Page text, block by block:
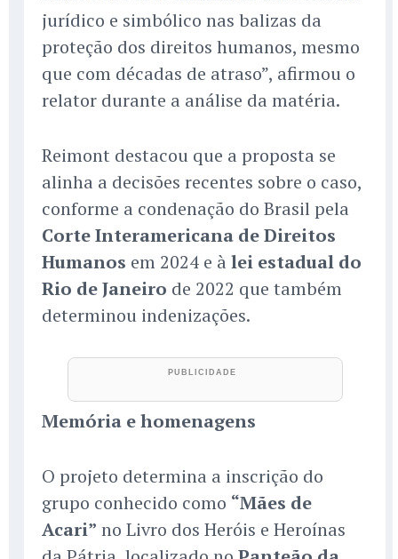
jurídico e simbólico nas balizas da
proteção dos direitos humanos, mesmo
que com décadas de atraso”, afirmou o
relator durante a análise da matéria.
Reimont destacou que a proposta se
alinha a decisões recentes sobre o caso,
conforme a condenação do Brasil pela
Corte Interamericana de Direitos
Humanos em 2024 e à lei estadual do
Rio de Janeiro de 2022 que também
determinou indenizações.
Memória e homenagens
O projeto determina a inscrição do
grupo conhecido como “Mães de
Acari” no Livro dos Heróis e Heroínas